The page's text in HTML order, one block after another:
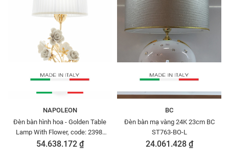
NAPOLEON
Đèn bàn hình hoa - Golden Table
Lamp With Flower, code: 2398-
1/TREVISO
54.638.172 ₫
BC
Đèn bàn mạ vàng 24K 23cm BC
ST763-BO-L
24.061.428 ₫